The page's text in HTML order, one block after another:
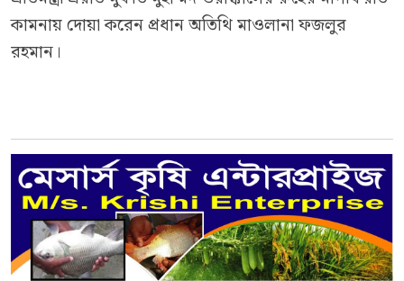
কামনায় দোয়া করেন প্রধান অতিথি মাওলানা ফজলুর
রহমান।